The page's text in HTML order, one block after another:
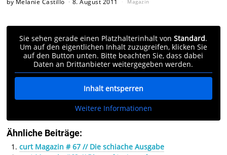
by Melanie Castillo 8. August 2011 Magazin
Sie sehen gerade einen Platzhalterinhalt vonStandard.
Um auf den eigentlichen Inhalt zuzugreifen, klicken Sie
auf den Button unten. Bitte beachten Sie, dass dabei
Daten an Drittanbieter weitergegeben werden.
Inhalt entsperren
Weitere Informationen
Ähnliche Beiträge:
curt Magazin # 67 // Die schiache Ausgabe